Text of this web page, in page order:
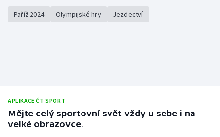
Paříž 2024 Olympijské hry Jezdectví
APLIKACE ČT SPORT
Mějte celý sportovní svět vždy u sebe i na
velké obrazovce.